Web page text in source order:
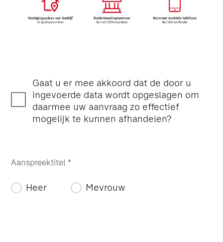
Gaat u er mee akkoord dat de door u
ingevoerde data wordt opgeslagen om
daarmee uw aanvraag zo effectief
mogelijk te kunnen afhandelen?
Heer Mevrouw
Aanspreektitel *